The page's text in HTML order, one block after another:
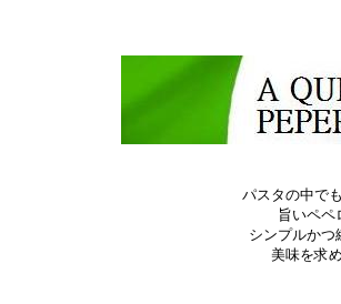
パスタの中で
旨いペペ
シンプルかつ
美味を求